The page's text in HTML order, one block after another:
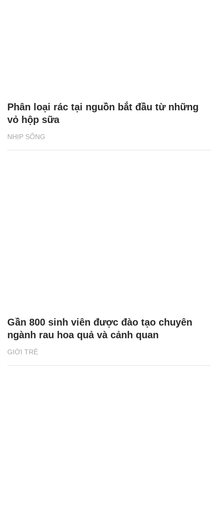
NHỊP SỐNG
Phân loại rác tại nguồn bắt đầu từ những
vỏ hộp sữa
GIỚI TRẺ
Gần 800 sinh viên được đào tạo chuyên
ngành rau hoa quả và cảnh quan